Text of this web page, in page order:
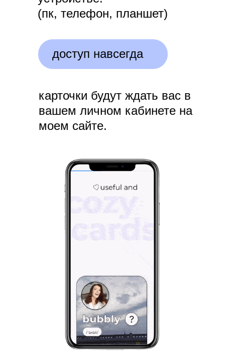
карточки будут ждать вас в
вашем личном кабинете на
моем сайте.
(пк, телефон, планшет)
доступ навсегда